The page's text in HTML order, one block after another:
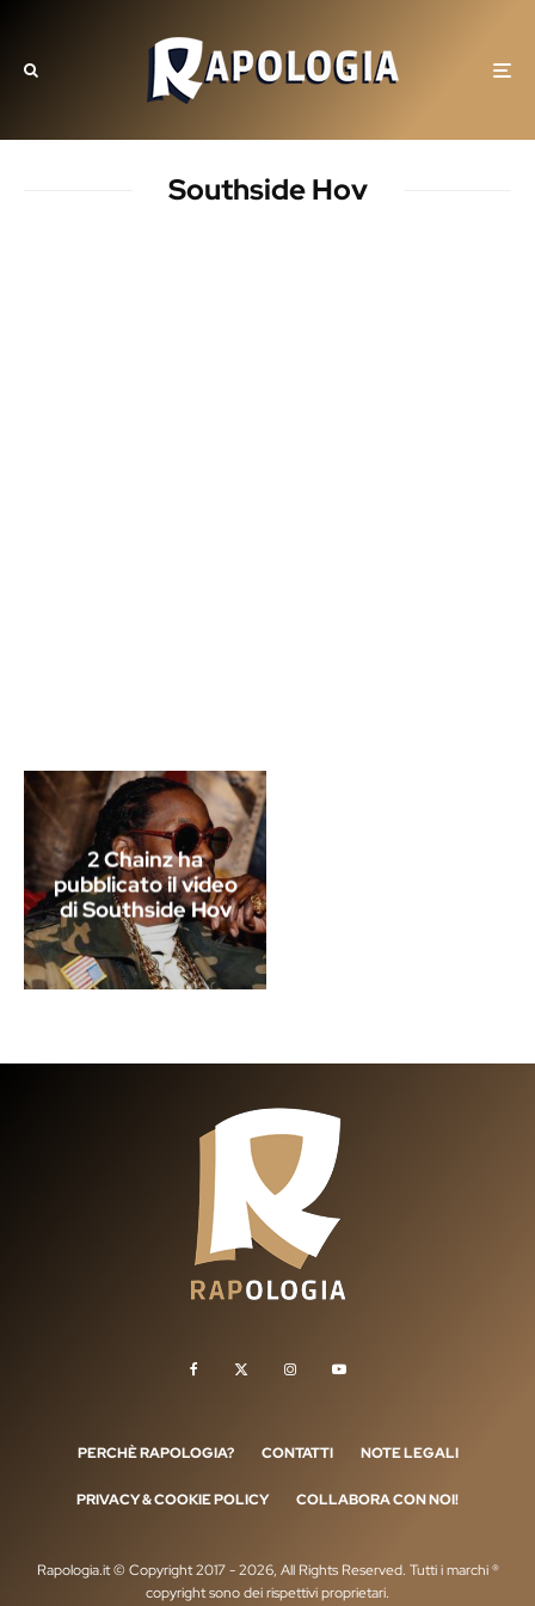
Southside Hov
2 Chainz ha
pubblicato il video
di Southside Hov
PERCHÈ RAPOLOGIA? CONTATTI NOTE LEGALI
PRIVACY & COOKIE POLICY COLLABORA CON NOI!
Rapologia.it © Copyright 2017 - 2026, All Rights Reserved. Tutti i marchi ®
copyright sono dei rispettivi proprietari.